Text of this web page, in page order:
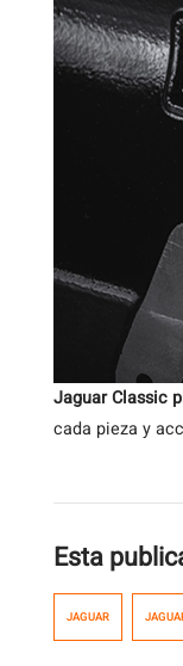
Jaguar Classic
cada pieza y
Esta
JAGUAR